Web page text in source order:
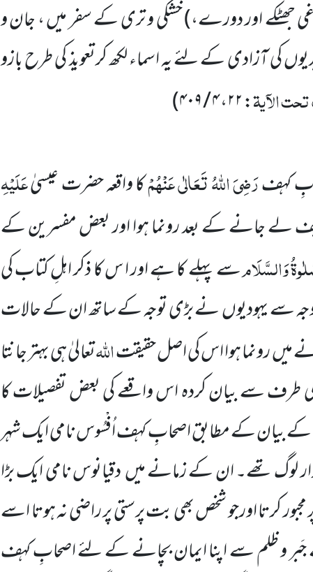
جھٹکے اور دورے،)خشکی و تری کے سفر میں ، جان و
کی آزادی کے لئے یہ اسماء لکھ کرتعویذ کی طرح بازو
الآیۃ:۲۲،۴ / ۴۰۹
)
کہفرَضِیَ اللّٰہُ تَعَالٰی عَنْہُمْکا واقعہ حضرت عیسیٰعَلَیْہِ
لے جانے کے بعد رونما ہوا اور بعض مفسرین کے
وَالسَّلَامسے پہلے کا ہے اور ا س کا ذکر اہلِ کتاب کی
وجہ سے یہودیوں نے بڑی توجہ کے ساتھ ان کے حالات
میں رونما ہوا اس کی اصل حقیقتاللّٰہتعالیٰ ہی بہتر جانتا
طرف سے بیان کردہ اس واقعے کی بعض تفصیلات کا
کے بیان کے مطابق اصحابِ کہف اُفْسُوس نامی ایک شہر
لوگ تھے۔ ان کے زمانے میں دقیانوس نامی ایک بڑا
مجبور کرتا اورجو شخص بھی بت پرستی پر راضی نہ ہوتا اسے
جَبر و ظلم سے اپنا ایمان بچانے کے لئے اصحابِ کہف